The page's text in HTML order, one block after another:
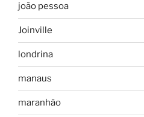
joão pessoa
Joinville
londrina
manaus
maranhão